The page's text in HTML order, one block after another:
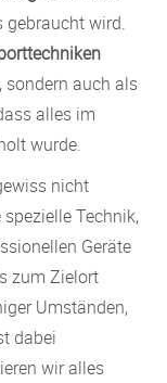
gebraucht wird.
sondern auch als
alles im
wurde.
nicht
Technik,
Geräte
zum Zielort
Umständen,
dabei
wir alles